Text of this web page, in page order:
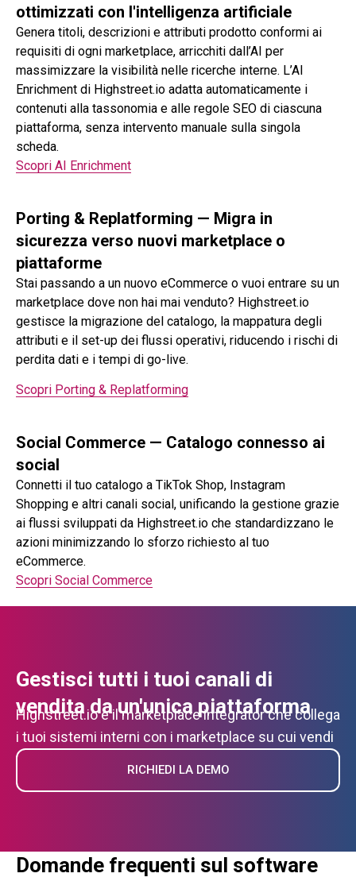
ottimizzati con l'intelligenza artificiale
Genera titoli, descrizioni e attributi prodotto conformi ai
requisiti di ogni marketplace, arricchiti dall’AI per
massimizzare la visibilità nelle ricerche interne. L’AI
Enrichment di Highstreet.io adatta automaticamente i
contenuti alla tassonomia e alle regole SEO di ciascuna
piattaforma, senza intervento manuale sulla singola
scheda.
Scopri AI Enrichment
Porting & Replatforming — Migra in
sicurezza verso nuovi marketplace o
piattaforme
Stai passando a un nuovo eCommerce o vuoi entrare su un
marketplace dove non hai mai venduto? Highstreet.io
gestisce la migrazione del catalogo, la mappatura degli
attributi e il set-up dei flussi operativi, riducendo i rischi di
perdita dati e i tempi di go-live.
Scopri Porting & Replatforming
Social Commerce — Catalogo connesso ai
social
Connetti il tuo catalogo a TikTok Shop, Instagram
Shopping e altri canali social, unificando la gestione grazie
ai flussi sviluppati da Highstreet.io che standardizzano le
azioni minimizzando lo sforzo richiesto al tuo
eCommerce.
Scopri Social Commerce
Gestisci tutti i tuoi canali di
vendita da un'unica piattaforma
Highstreet.io è il marketplace integrator che collega
i tuoi sistemi interni con i marketplace su cui vendi
RICHIEDI LA DEMO
Domande frequenti sul software